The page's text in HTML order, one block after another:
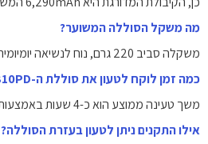
מה משקל הסוללה המשוער?
משקלה סביב 220 גרם, נוח לנשיאה יומיומית.
כמה זמן לוקח לטעון את סוללת ה-MPB10PD?
משך טעינה ממוצע הוא כ-4 שעות באמצעות מטען מהיר תומך PD.
אילו התקנים ניתן לטעון בעזרת הסוללה?